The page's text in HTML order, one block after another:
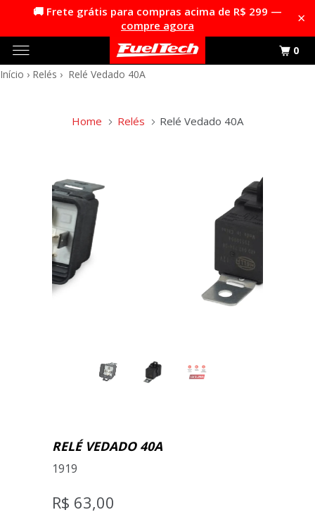
🚚 Frete grátis para compras acima de R$ 299 —
compre agora
×
Início › Relés › Relé Vedado 40A
Home Relés Relé Vedado 40A
RELÉ VEDADO 40A
1919
R$ 63,00
0